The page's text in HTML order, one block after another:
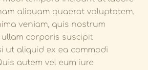
aliquam quaerat voluptatem.
veniam, quis nostrum
corporis suscipit
ut aliquid ex ea commodi
autem vel eum iure